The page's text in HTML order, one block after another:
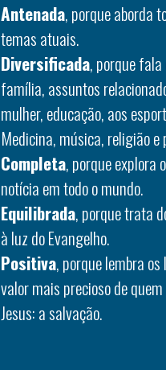
Antenada, porque aborda
temas atuais.
Diversificada, porque fala
família, assuntos
mulher, educação, aos
Medicina, música, religião e
Completa, porque explora
notícia em todo o mundo.
Equilibrada, porque trata
à luz do Evangelho.
Positiva, porque lembra
valor mais precioso de
Jesus: a salvação.